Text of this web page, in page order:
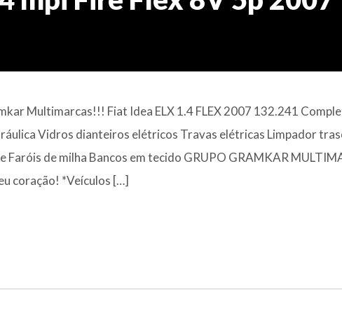
Multimarcas!!! Fiat Idea ELX 1.4 FLEX 2007 132.241
Vidros dianteiros elétricos Travas elétricas Limpador
Faróis de milha Bancos em tecido GRUPO GRAMKAR
coração! *Veículos […]